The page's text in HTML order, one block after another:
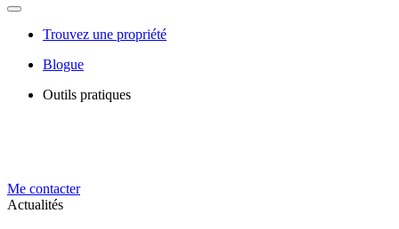
Trouvez une propriété
Blogue
Outils pratiques
Me contacter
Actualités